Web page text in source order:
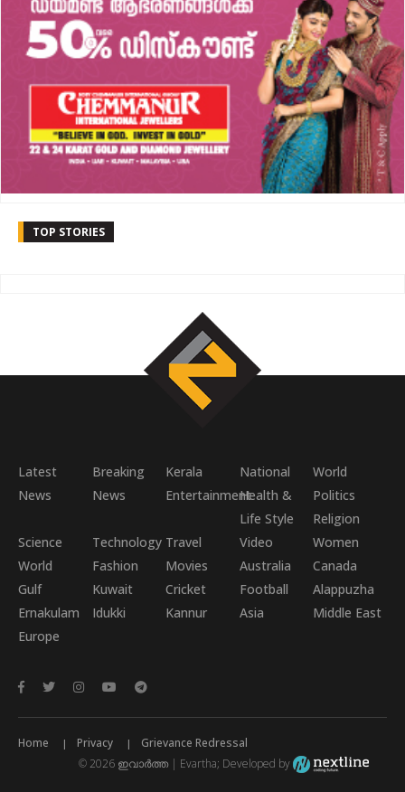
TOP STORIES
Latest
News
Breaking
News
Kerala National
World
EntertainmentHealth &
Life Style
Politics
Religion
Science
World
Technology Travel Video
Women
Fashion
Movies Australia
Canada
Gulf
Kuwait Cricket Football
Alappuzha
Ernakulam
Idukki Kannur Asia
Middle East
Europe
Home Privacy
Grievance Redressal
© 2026 ഇവാർത്ത | Evartha; Developed by